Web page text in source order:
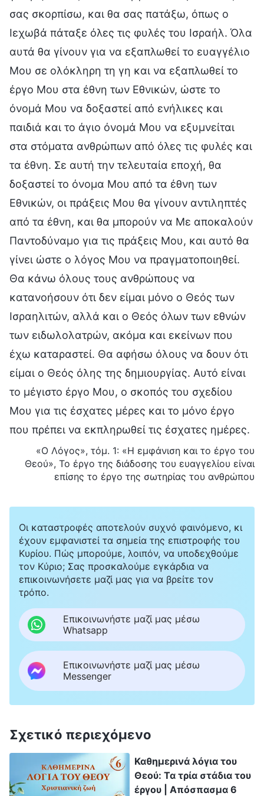
σας σκορπίσω, και θα σας πατάξω, όπως ο
Ιεχωβά πάταξε όλες τις φυλές του Ισραήλ. Όλα
αυτά θα γίνουν για να εξαπλωθεί το ευαγγέλιο
Μου σε ολόκληρη τη γη και να εξαπλωθεί το
έργο Μου στα έθνη των Εθνικών, ώστε το
όνομά Μου να δοξαστεί από ενήλικες και
παιδιά και το άγιο όνομά Μου να εξυμνείται
στα στόματα ανθρώπων από όλες τις φυλές και
τα έθνη. Σε αυτή την τελευταία εποχή, θα
δοξαστεί το όνομα Μου από τα έθνη των
Εθνικών, οι πράξεις Μου θα γίνουν αντιληπτές
από τα έθνη, και θα μπορούν να Με αποκαλούν
Παντοδύναμο για τις πράξεις Μου, και αυτό θα
γίνει ώστε ο λόγος Μου να πραγματοποιηθεί.
Θα κάνω όλους τους ανθρώπους να
κατανοήσουν ότι δεν είμαι μόνο ο Θεός των
Ισραηλιτών, αλλά και ο Θεός όλων των εθνών
των ειδωλολατρών, ακόμα και εκείνων που
έχω καταραστεί. Θα αφήσω όλους να δουν ότι
είμαι ο Θεός όλης της δημιουργίας. Αυτό είναι
το μέγιστο έργο Μου, ο σκοπός του σχεδίου
Μου για τις έσχατες μέρες και το μόνο έργο
που πρέπει να εκπληρωθεί τις έσχατες ημέρες.
«Ο Λόγος», τόμ. 1: «Η εμφάνιση και το έργο του
Θεού», Το έργο της διάδοσης του ευαγγελίου είναι
επίσης το έργο της σωτηρίας του ανθρώπου
Οι καταστροφές αποτελούν συχνό φαινόμενο, κι
έχουν εμφανιστεί τα σημεία της επιστροφής του
Κυρίου. Πώς μπορούμε, λοιπόν, να υποδεχθούμε
τον Κύριο; Σας προσκαλούμε εγκάρδια να
επικοινωνήσετε μαζί μας για να βρείτε τον
τρόπο.
Επικοινωνήστε μαζί μας μέσω
Whatsapp
Επικοινωνήστε μαζί μας μέσω
Messenger
Σχετικό περιεχόμενο
Καθημερινά λόγια του
Θεού: Τα τρία στάδια του
έργου | Απόσπασμα 6